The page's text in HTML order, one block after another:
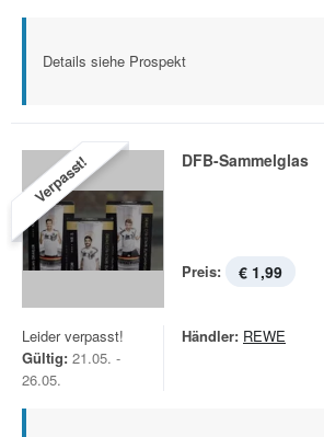
Details siehe Prospekt
Verpasst! DFB-Sammelglas
Preis: € 1,99
Leider verpasst!
Gültig: 21.05. -
26.05.
Händler: REWE